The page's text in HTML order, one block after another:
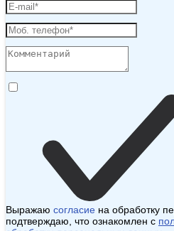
Выражаю согласие на обработку
подтверждаю, что ознакомлен с